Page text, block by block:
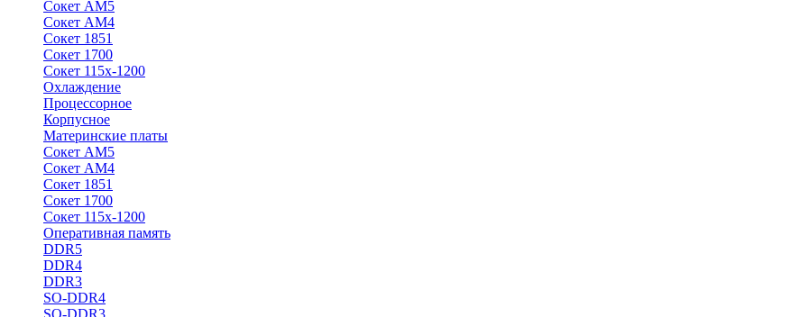
Сокет АМ5
Сокет АМ4
Сокет 1851
Сокет 1700
Сокет 115х-1200
Охлаждение
Процессорное
Корпусное
Материнские платы
Сокет АМ5
Сокет АМ4
Сокет 1851
Сокет 1700
Сокет 115х-1200
Оперативная память
DDR5
DDR4
DDR3
SO-DDR4
SO-DDR3